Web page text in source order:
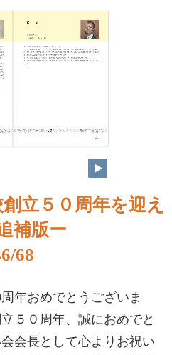
立５０周年を迎え
補版ー
68
年おめでとうございま
５０周年、誠におめでと
会長として心よりお祝い